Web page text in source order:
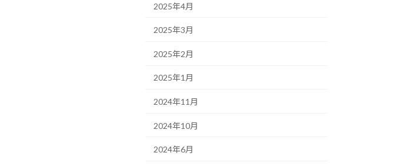
2025年4月
2025年3月
2025年2月
2025年1月
2024年11月
2024年10月
2024年6月